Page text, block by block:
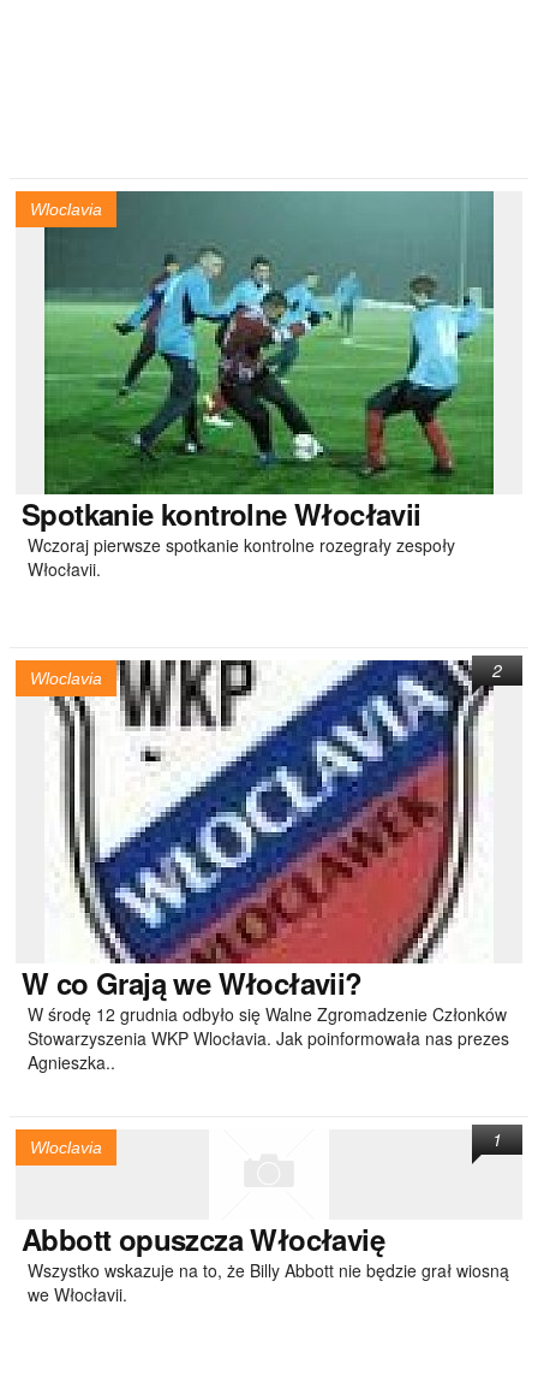
Wloclavia
Spotkaniekontrolne Włocłavii
Wczoraj pierwsze spotkanie kontrolne rozegrały zespoły
Włocłavii.
Wloclavia
Wco Grają we Włocłavii?
W środę 12 grudnia odbyło się Walne Zgromadzenie Członków
Stowarzyszenia WKP Wlocłavia. Jak poinformowała nas prezes
Agnieszka..
2
Wloclavia
Abbottopuszcza Włocłavię
Wszystko wskazuje na to, że Billy Abbott nie będzie grał wiosną
we Włocłavii.
1